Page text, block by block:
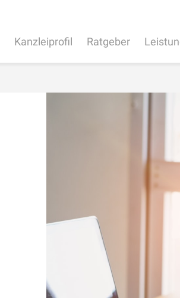
Kanzleiprofil Ratgeber